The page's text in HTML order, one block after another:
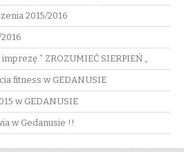
2015/2016
” ZROZUMIEĆ SIERPIEŃ „
fitness w GEDANUSIE
w GEDANUSIE
w Gedanusie !!